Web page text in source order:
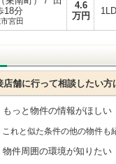
18分
宮田
4.6
万円
店舗に行って相談したい方
もっと物件の情報がほしい
これと似た条件の他の物件も
物件周囲の環境が知りたい